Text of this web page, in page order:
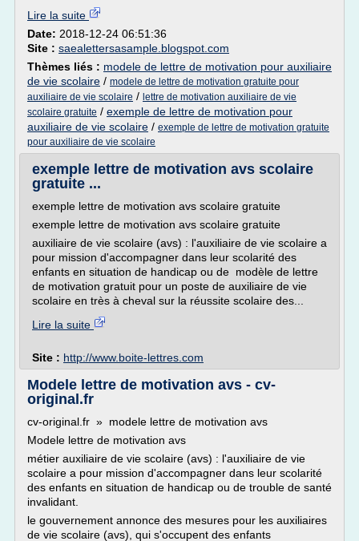
Lire la suite
Date: 2018-12-24 06:51:36
Site : saealettersasample.blogspot.com
Thèmes liés : modele de lettre de motivation pour auxiliaire
de vie scolaire / modele de lettre de motivation gratuite pour
auxiliaire de vie scolaire / lettre de motivation auxiliaire de vie
scolaire gratuite / exemple de lettre de motivation pour
auxiliaire de vie scolaire / exemple de lettre de motivation gratuite
pour auxiliaire de vie scolaire
exemple lettre de motivation avs scolaire
gratuite ...
exemple lettre de motivation avs scolaire gratuite
exemple lettre de motivation avs scolaire gratuite
auxiliaire de vie scolaire (avs) : l'auxiliaire de vie scolaire a
pour mission d'accompagner dans leur scolarité des
enfants en situation de handicap ou de modèle de lettre
de motivation gratuit pour un poste de auxiliaire de vie
scolaire en très à cheval sur la réussite scolaire des...
Lire la suite
Site : http://www.boite-lettres.com
Modele lettre de motivation avs - cv-
original.fr
cv-original.fr » modele lettre de motivation avs
Modele lettre de motivation avs
métier auxiliaire de vie scolaire (avs) : l'auxiliaire de vie
scolaire a pour mission d'accompagner dans leur scolarité
des enfants en situation de handicap ou de trouble de santé
invalidant.
le gouvernement annonce des mesures pour les auxiliaires
de vie scolaire (avs), qui s'occupent des enfants